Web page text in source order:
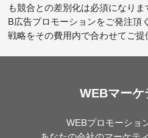
も競合との差別化は必須になり
B広告プロモーションをご発注頂
戦略をその費用内で合わせてご提
WEBマーケ
WEBプロモーショ